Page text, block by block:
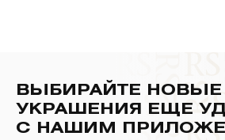
ВЫБИРАЙТЕ НОВЫЕ
УКРАШЕНИЯ ЕЩЕ
С НАШИМ